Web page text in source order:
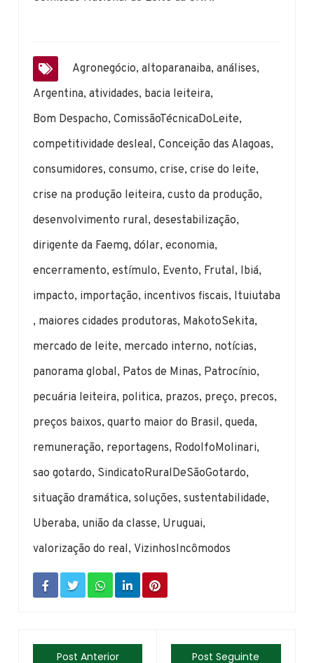
Agronegócio,altoparanaiba,análises,
Argentina,atividades, bacia leiteira,
Bom Despacho,ComissãoTécnicaDoLeite,
competitividade desleal,Conceição das Alagoas,
consumidores,consumo,crise,crise do leite,
crise na produção leiteira,custo da produção,
desenvolvimento rural,desestabilização,
dirigente da Faemg,dólar,economia,
encerramento,estímulo, Evento, Frutal, Ibiá,
impacto, importação, incentivos fiscais, Ituiutaba
, maiores cidades produtoras, MakotoSekita,
mercado de leite, mercado interno, notícias,
panorama global, Patos de Minas, Patrocínio,
pecuária leiteira, politica, prazos, preço, precos,
preços baixos,quarto maior do Brasil,queda,
remuneração, reportagens, RodolfoMolinari,
sao gotardo, SindicatoRuralDeSãoGotardo,
situação dramática,soluções,sustentabilidade,
Uberaba, união da classe, Uruguai,
valorização do real, VizinhosIncômodos
Post Anterior Post Seguinte